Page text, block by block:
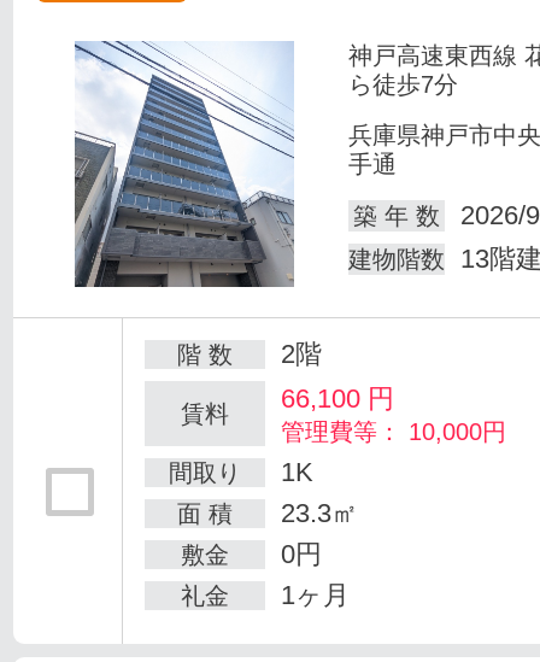
神戸高速東西線
ら徒歩7分
兵庫県神戸市中
手通
築 年 数
2026/
建物階数 13階
階 数 2階
賃料 66,100 円
管理費等： 10,000円
間取り
1K
面 積 23.3㎡
敷金 0円
礼金 1ヶ月